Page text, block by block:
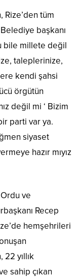
Rize’den tüm
başkanı
bile millete değil
taleplerinize,
kendi şahsi
örgütün
değil mi ‘ Bizim
parti var ya.
siyaset
hazır mıyız
ve
Recep
hemşehrileri
22 yıllık
sahip çıkan